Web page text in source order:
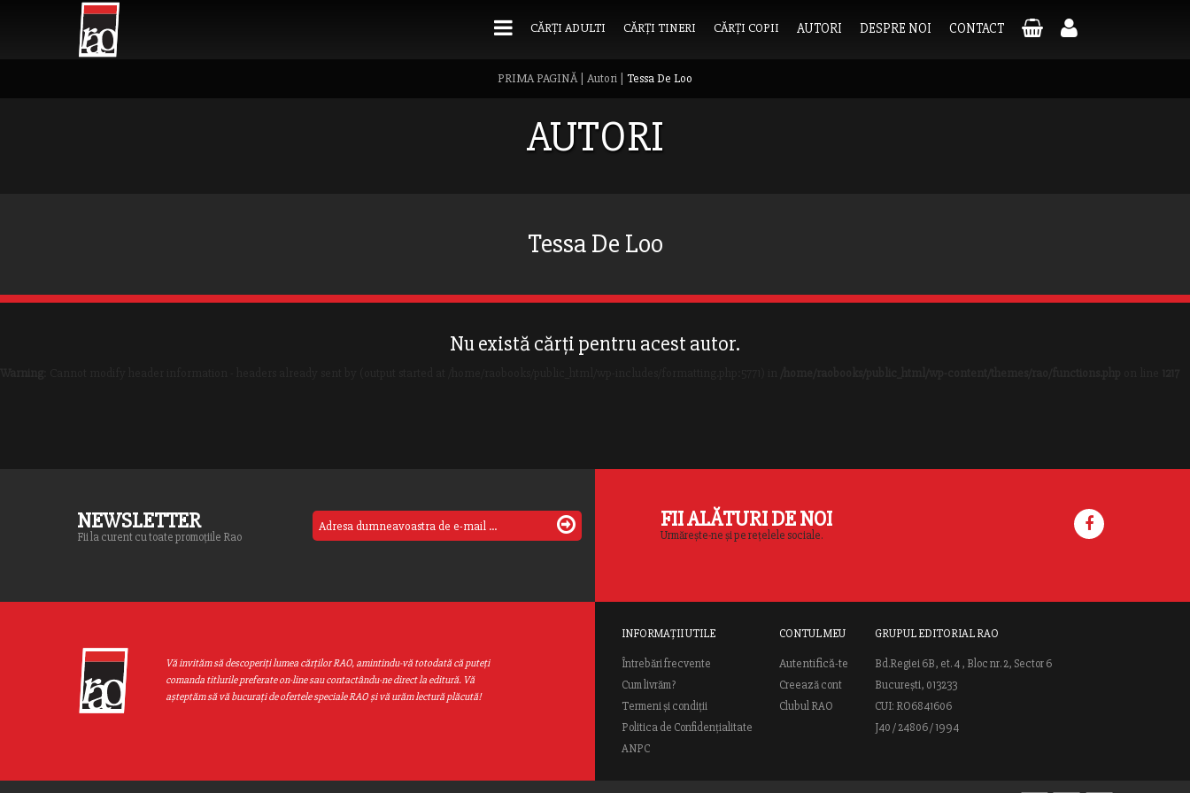
CĂRȚI ADULTI CĂRȚI TINERI CĂRȚI COPII AUTORI DESPRE NOI CONTACT
PRIMA PAGINĂ| Autori Tessa De Loo
AUTORI
Tessa De Loo
Nu există cărți pentru acest autor.
NEWSLETTER
Fii la curent cu toate promoțiile Rao
FII ALĂTURI DE NOI
Urmărește-ne și pe rețelele sociale.
Vă invităm să descoperiţi lumea cărţilor RAO, amintindu-vă totodată că puteţi
comanda titlurile preferate on-line sau contactându-ne direct la editură. Vă
aşteptăm să vă bucuraţi de ofertele speciale RAO şi vă urăm lectură plăcută!
INFORMAȚII UTILE
Întrebări frecvente
Cum livrăm?
Termeni și condiții
Politica de Confidențialitate
ANPC
CONTUL MEU
Autentifică-te
Creează cont
Clubul RAO
GRUPUL EDITORIAL RAO
Bd.Regiei 6B, et. 4 , Bloc nr. 2, Sector 6
București, 013233
CUI: RO6841606
J40 / 24806 / 1994